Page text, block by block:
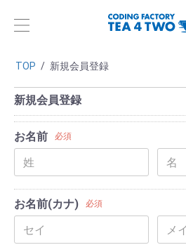
TOP / 新規会員登録
新規会員登録
お名前 必須
お名前(カナ) 必須